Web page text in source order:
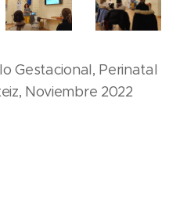
Gestacional, Perinatal
Noviembre 2022